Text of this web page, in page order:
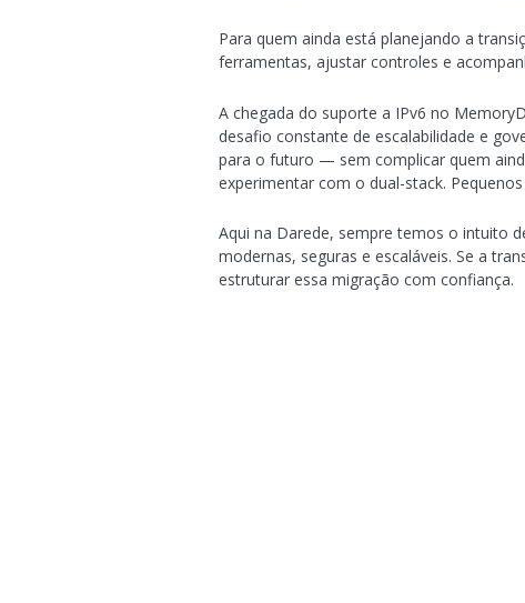
Para quem ainda está planejando a
ferramentas, ajustar controles e
A chegada do suporte a IPv6 no
desafio constante de escalabilidade e
para o futuro — sem complicar quem
experimentar com o dual-stack.
Aqui na Darede, sempre temos o intuito
modernas, seguras e escaláveis. Se a
estruturar essa migração com confiança.